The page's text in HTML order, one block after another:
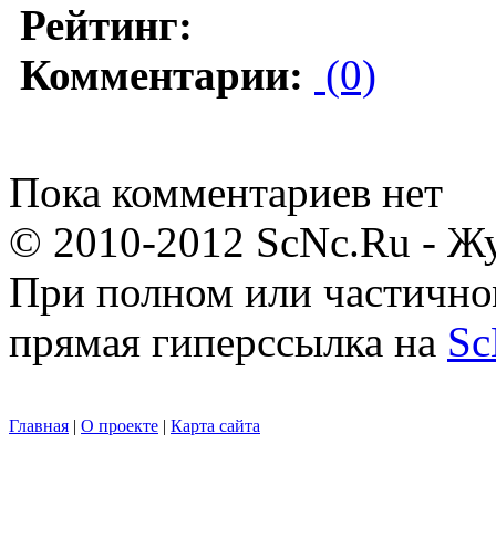
Рейтинг:
Комментарии: (0)
Пока комментариев нет
© 2010-2012 ScNc.Ru -
При полном или
прямая гиперссылка на
Главная | О проекте | Карта сайта